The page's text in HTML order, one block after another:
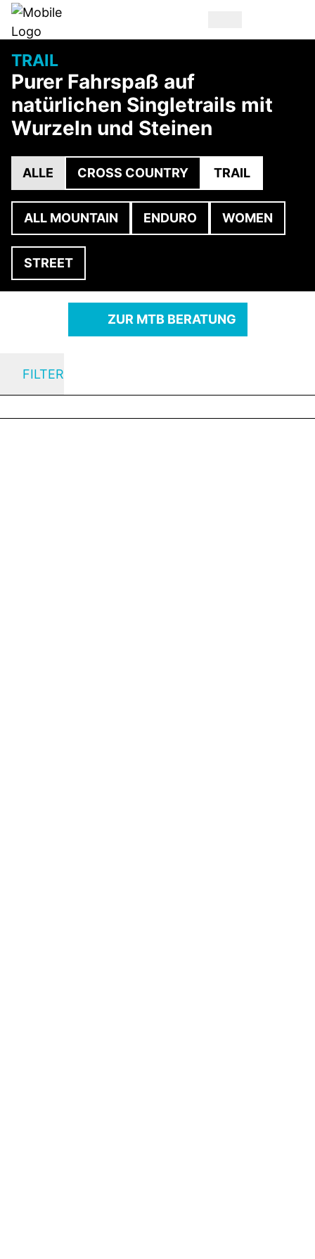
TRAIL
Purer Fahrspaß auf
natürlichen Singletrails mit
Wurzeln und Steinen
ALLE CROSS COUNTRY TRAIL
ALL MOUNTAIN ENDURO WOMEN
STREET
ZUR MTB BERATUNG
FILTER